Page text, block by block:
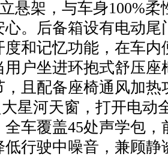
悬架，与车身100%
心。后备箱设有电动
度和记忆功能，在车
用户坐进环抱式舒压
，且配备座椅通风加
星河天窗，打开电动
车覆盖45处声学包
低行驶中噪音，兼顾